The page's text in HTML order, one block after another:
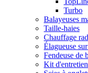
Balayeuses
Taille-haies
Chauffage
Élagueuse sur
Fendeuse de
Kit d'entretien
Scies à